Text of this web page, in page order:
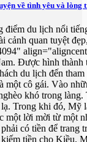
về tình yêu và lòng
du lịch nổi
cảnh quan tuyệt
Được hình
du lịch đến
một cô gái. Vào
khó trong
Trong khi đó, Mỹ
lời mời từ một
có tiền để
tiền cho Kiều.